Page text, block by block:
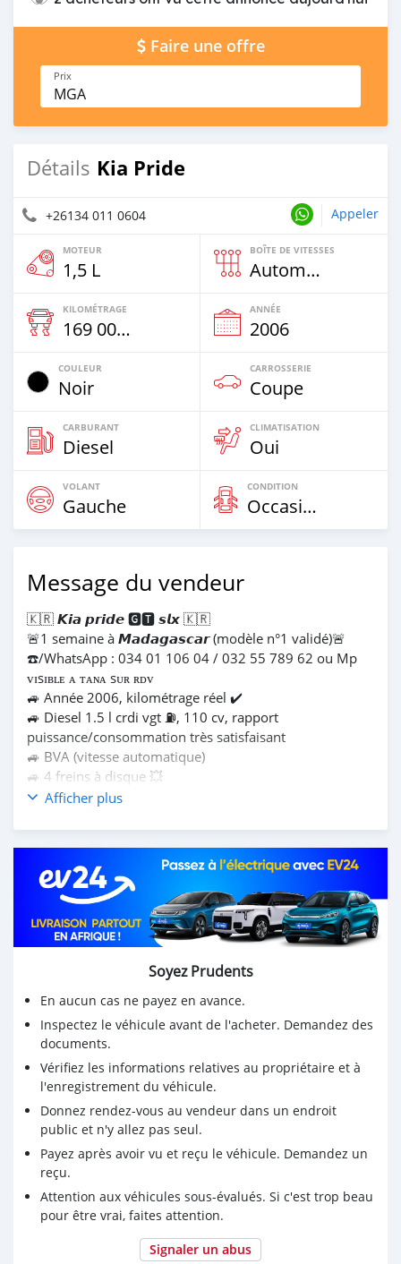
Faire une offre
Prix
MGA
Détails Kia Pride
+26134 011 0604 Appeler
MOTEUR
1,5 L
BOÎTE DE VITESSES
Automatique
KILOMÉTRAGE
169 000 Km
ANNÉE
2006
COULEUR
Noir
CARROSSERIE
Coupe
CARBURANT
Diesel
CLIMATISATION
Oui
VOLANT
Gauche
CONDITION
Occasion
Message du vendeur
🇰🇷 𝙆𝙞𝙖 𝙥𝙧𝙞𝙙𝙚 🅶︎🆃︎ 𝙨𝙡𝙭 🇰🇷
🚨1 semaine à 𝙈𝙖𝙙𝙖𝙜𝙖𝙨𝙘𝙖𝙧 (modèle n°1 validé)🚨
☎️/WhatsApp : 034 01 106 04 / 032 55 789 62 ou Mp
ᴠɪsɪʙʟᴇ ᴀ ᴛᴀɴᴀ sᴜʀ ʀᴅᴠ
🚙 Année 2006, kilométrage réel ✔️
🚙 Diesel 1.5 l crdi vgt ⛽, 110 cv, rapport
puissance/consommation très satisfaisant
🚙 BVA (vitesse automatique)
🚙 4 freins à disque 💥
🚙 Climatisation électronique fonctionnelle ❄️
chauffants
🚙 Verrouillage à distance, centralisé et automatique à
50km/h
🚙 Rétroviseurs avec réglages électriques et rabattables
🚙 Jante alu avec 4 pneus 195/60R15 (avo tsara) mêmes
dessins et moins de 25% d'usures 🔥
🚙 Radio d'origine avec commande au volant, 4 hauts
parleurs (son de bonne qualité) 📻
🚙 Radar de recul avec écran d'affichage (photo en
🚙 4 vitres électriques dont fermeture automatique pour
les 2 devants
🚙 Accessoires complets : pneu de secours, crique et clé
de roue
Afficher plus
Soyez Prudents
En aucun cas ne payez en avance.
Inspectez le véhicule avant de l'acheter. Demandez des
documents.
Vérifiez les informations relatives au propriétaire et à
l'enregistrement du véhicule.
Donnez rendez-vous au vendeur dans un endroit
public et n'y allez pas seul.
Payez après avoir vu et reçu le véhicule. Demandez un
reçu.
Attention aux véhicules sous-évalués. Si c'est trop beau
pour être vrai, faites attention.
Signaler un abus